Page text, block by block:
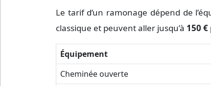
Le tarif d’un ramonage dépend de
classique et peuvent aller jusqu’à 150 €
Équipement
Cheminée ouverte